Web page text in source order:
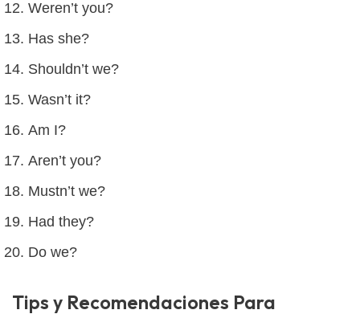
Weren’t you?
Has she?
Shouldn’t we?
Wasn’t it?
Am I?
Aren’t you?
Mustn’t we?
Had they?
Do we?
Tips y Recomendaciones Para